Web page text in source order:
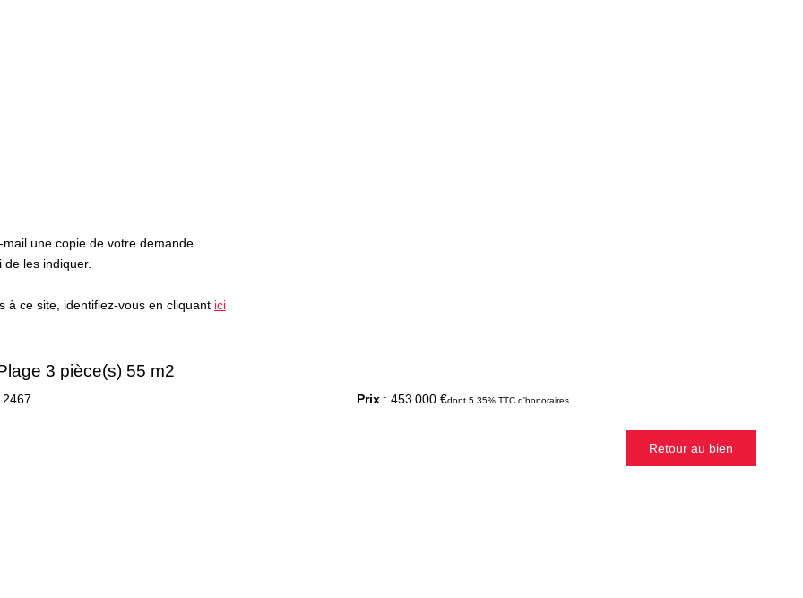
une copie de votre demande.
les indiquer.
à ce site, identifiez-vous en cliquant ici
3 pièce(s) 55 m2
Prix: 453 000 €dont 5.35% TTC d'honoraires
Retour au bien